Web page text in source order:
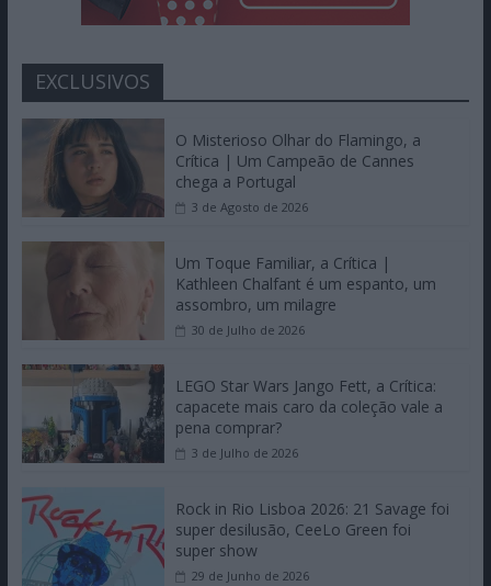
EXCLUSIVOS
O Misterioso Olhar do Flamingo, a
Crítica | Um Campeão de Cannes
chega a Portugal
3 de Agosto de 2026
Um Toque Familiar, a Crítica |
Kathleen Chalfant é um espanto, um
assombro, um milagre
30 de Julho de 2026
LEGO Star Wars Jango Fett, a Crítica:
capacete mais caro da coleção vale a
pena comprar?
3 de Julho de 2026
Rock in Rio Lisboa 2026: 21 Savage foi
super desilusão, CeeLo Green foi
super show
29 de Junho de 2026